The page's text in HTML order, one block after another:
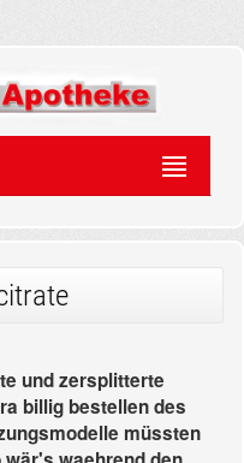
und zersplitterte
billig bestellen des
müssten